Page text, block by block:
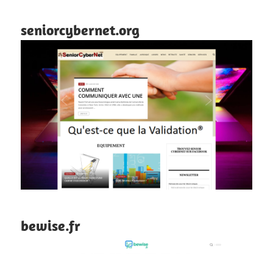
seniorcybernet.org
bewise.fr